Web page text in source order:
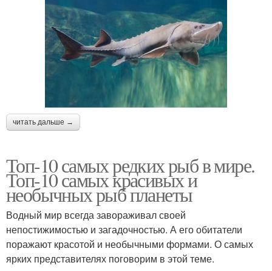
читать дальше →
Топ-10 самых редких рыб в мире.
Топ-10 самых красивых и
необычных рыб планеты
Водный мир всегда завораживал своей
непостижимостью и загадочностью. А его обитатели
поражают красотой и необычными формами. О самых
ярких представителях поговорим в этой теме.